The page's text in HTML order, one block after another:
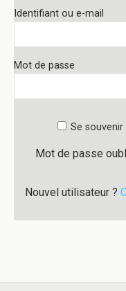
Identifiant ou e-mail
Mot de passe
Se
Mot de passe
Nouvel utilisateur ?